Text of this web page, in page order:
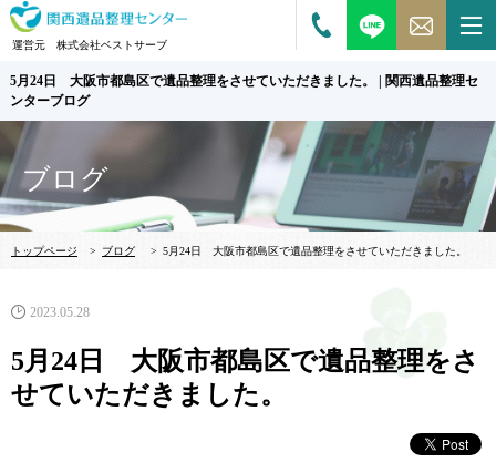
運営元 株式会社ベストサーブ
5月24日 大阪市都島区で遺品整理をさせていただきました。 | 関西遺品整理セ
ンターブログ
ブログ
トップページ > ブログ > 5月24日 大阪市都島区で遺品整理をさせていただきました。
2023.05.28
5月24日 大阪市都島区で遺品整理をさ
せていただきました。